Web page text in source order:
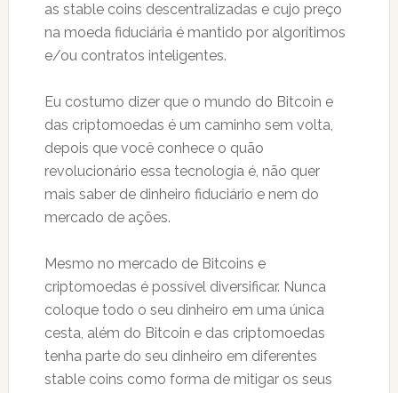
as stable coins descentralizadas e cujo preço
na moeda fiduciária é mantido por algorítimos
e/ou contratos inteligentes.
Eu costumo dizer que o mundo do Bitcoin e
das criptomoedas é um caminho sem volta,
depois que você conhece o quão
revolucionário essa tecnologia é, não quer
mais saber de dinheiro fiduciário e nem do
mercado de ações.
Mesmo no mercado de Bitcoins e
criptomoedas é possível diversificar. Nunca
coloque todo o seu dinheiro em uma única
cesta, além do Bitcoin e das criptomoedas
tenha parte do seu dinheiro em diferentes
stable coins como forma de mitigar os seus